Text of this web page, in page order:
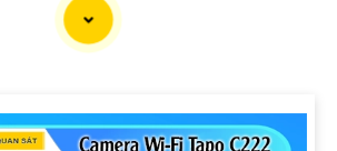
ngoại ban đêm ngay hôm nay để bảo vệ tài
cách tốt nhất."